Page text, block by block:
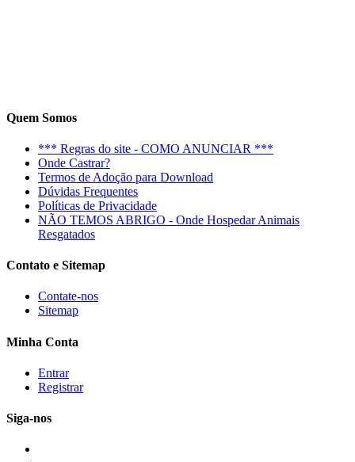
Quem Somos
*** Regras do site - COMO ANUNCIAR ***
Onde Castrar?
Termos de Adoção para Download
Dúvidas Frequentes
Políticas de Privacidade
NÃO TEMOS ABRIGO - Onde Hospedar Animais
Resgatados
Contato e Sitemap
Contate-nos
Sitemap
Minha Conta
Entrar
Registrar
Siga-nos